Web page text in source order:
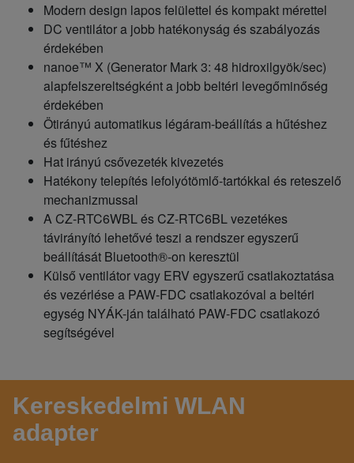
Modern design lapos felülettel és kompakt mérettel
DC ventilátor a jobb hatékonyság és szabályozás
érdekében
nanoe™ X (Generator Mark 3: 48 hidroxilgyök/sec)
alapfelszereltségként a jobb beltéri levegőminőség
érdekében
Ötirányú automatikus légáram-beállítás a hűtéshez
és fűtéshez
Hat irányú csővezeték kivezetés
Hatékony telepítés lefolyótömlő-tartókkal és reteszelő
mechanizmussal
A CZ-RTC6WBL és CZ-RTC6BL vezetékes
távirányító lehetővé teszi a rendszer egyszerű
beállítását Bluetooth®-on keresztül
Külső ventilátor vagy ERV egyszerű csatlakoztatása
és vezérlése a PAW-FDC csatlakozóval a beltéri
egység NYÁK-ján található PAW-FDC csatlakozó
segítségével
Kereskedelmi WLAN
adapter